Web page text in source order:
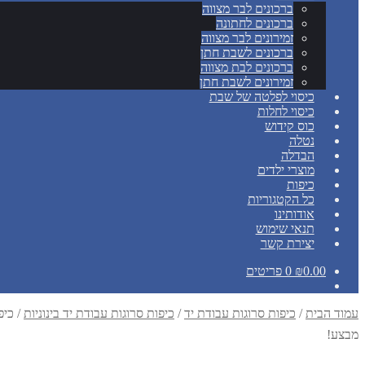
ברכונים לבר מצווה
ברכונים לחתונה
זמירונים לבר מצווה
ברכונים לשבת חתן
ברכונים לבת מצווה
זמירונים לשבת חתן
כיסוי לפלטה של שבת
כיסוי לחלות
כוס קידוש
נטלה
הבדלה
מוצרי ילדים
כיפות
כל הקטגוריות
אודותינו
תנאי שימוש
יצירת קשר
₪0.00 0 פריטים
עמוד הבית / כיפות סרוגות עבודת יד/ כיפות סרוגות עבודת יד בינוניות /
מבצע!